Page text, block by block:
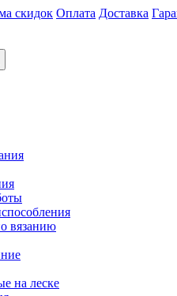
скидок Оплата Доставка
вязанию
на леске